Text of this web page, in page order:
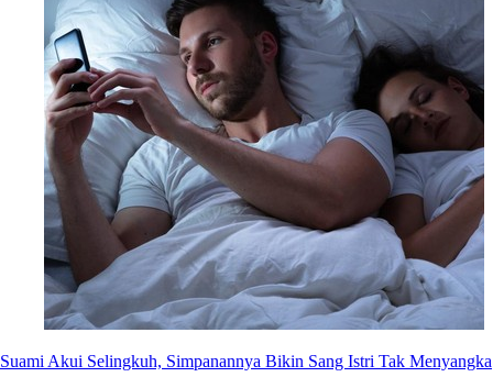
Suami Akui Selingkuh, Simpanannya Bikin Sang Istri Tak Menyangka